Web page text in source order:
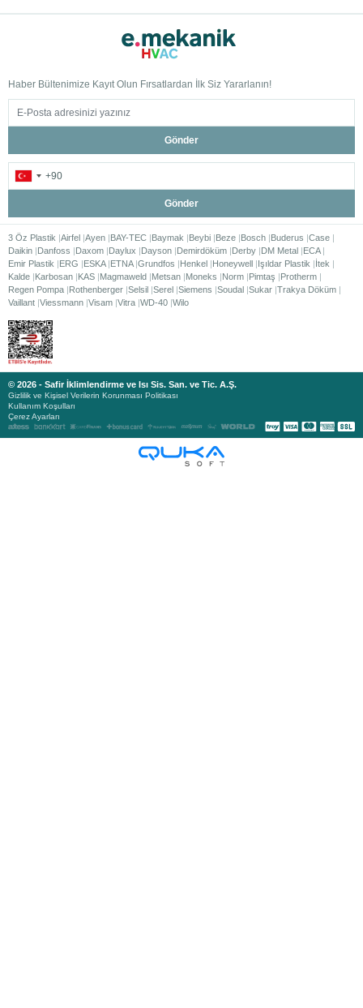
Haber Bültenimize Kayıt Olun Fırsatlardan İlk Siz Yararlanın!
Gönder
Gönder
3 Öz Plastik Airfel Ayen BAY-TEC Baymak Beybi Beze Bosch Buderus Case
Daikin Danfoss Daxom Daylux Dayson Demirdöküm Derby DM Metal ECA
Emir Plastik
ERG ESKA ETNA Grundfos Henkel Honeywell Işıldar Plastik
İtek
Kalde Karbosan KAS Magmaweld Metsan Moneks Norm Pimtaş
Protherm
Regen Pompa Rothenberger Selsil Serel Siemens Soudal Sukar Trakya Döküm
Vaillant Viessmann Visam Vitra WD-40 Wilo
© 2026 - Safir İklimlendirme ve Isı Sis. San. ve Tic. A.Ş.
Gizlilik ve Kişisel Verilerin Korunması Politikası
Kullanım Koşulları
Çerez Ayarları